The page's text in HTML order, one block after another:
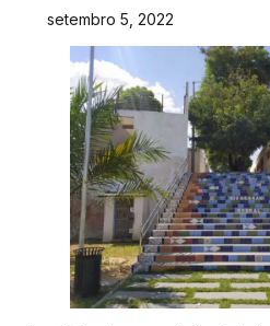
setembro 5, 2022